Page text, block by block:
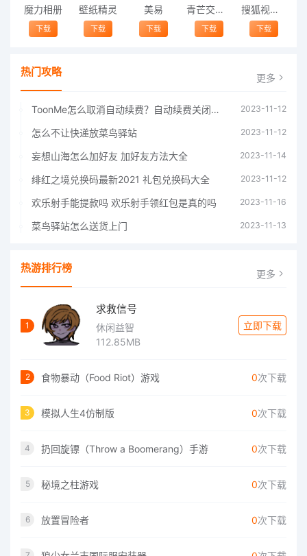
魔力相册
下载
壁纸精灵
下载
美易
下载
青芒交友软件官方版2021 v1.3
下载
搜狐视频app免费送会员下载安装到手机 v8.8.5
下载
热门攻略 更多
ToonMe怎么取消自动续费？自动续费关闭方法 2023-11-12
怎么不让快递放菜鸟驿站 2023-11-12
妄想山海怎么加好友 加好友方法大全 2023-11-14
绯红之境兑换码最新2021 礼包兑换码大全 2023-11-12
欢乐射手能提款吗 欢乐射手领红包是真的吗 2023-11-16
菜鸟驿站怎么送货上门 2023-11-13
热游排行榜 更多
1
求救信号
休闲益智
112.85MB
立即下载
2 食物暴动（Food Riot）游戏 0次下载
3 模拟人生4仿制版 0次下载
4 扔回旋镖（Throw a Boomerang）手游 0次下载
5 秘境之柱游戏 0次下载
6 放置冒险者 0次下载